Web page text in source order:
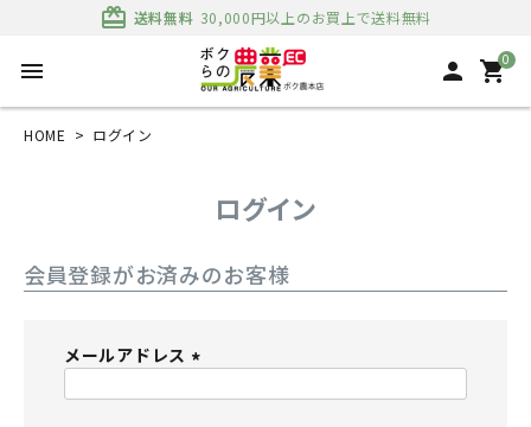
card_giftcard 送料無料 30,000円以上のお買上で送料無料
menu person 0
shopping_cart
HOME ログイン
ログイン
会員登録がお済みのお客様
メールアドレス